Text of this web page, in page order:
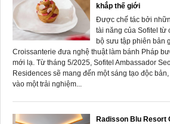
khắp thế giới
Được chế tác bởi
tài năng của Sofitel từ
bộ sưu tập phiên bản
Croissanterie đưa nghệ thuật làm bánh Pháp
mới lạ. Từ tháng 5/2025, Sofitel Ambassador
Residences sẽ mang đến một sáng tạo độc
vào một trải nghiệm...
Radisson Blu Resort